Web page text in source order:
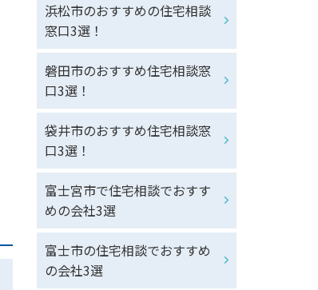
浜松市のおすすめの住宅相談
窓口3選！
磐田市のおすすめ住宅相談窓
口3選！
袋井市のおすすめ住宅相談窓
口3選！
富士宮市で住宅相談でおすす
めの会社3選
富士市の住宅相談でおすすめ
の会社3選